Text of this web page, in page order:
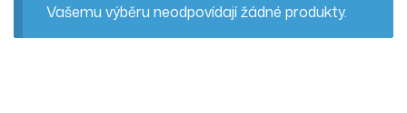
Vašemu výběru neodpovídají žádné produkty.